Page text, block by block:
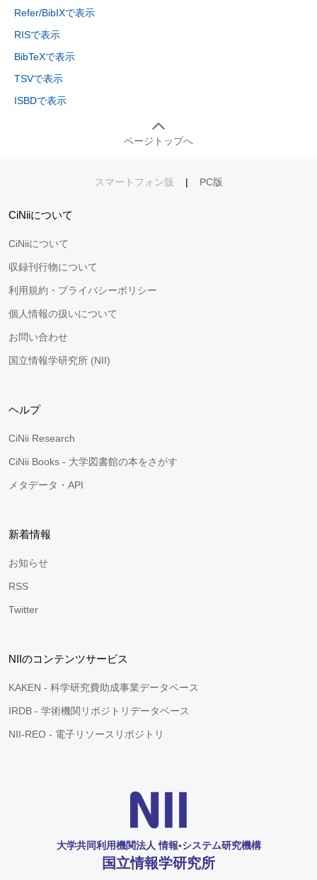
Refer/BibIXで表示
RISで表示
BibTeXで表示
TSVで表示
ISBDで表示
ページトップへ
スマートフォン版 | PC版
CiNiiについて
CiNiiについて
収録刊行物について
利用規約・プライバシーポリシー
個人情報の扱いについて
お問い合わせ
国立情報学研究所 (NII)
ヘルプ
CiNii Research
CiNii Books - 大学図書館の本をさがす
メタデータ・API
新着情報
お知らせ
RSS
Twitter
NIIのコンテンツサービス
KAKEN - 科学研究費助成事業データベース
IRDB - 学術機関リポジトリデータベース
NII-REO - 電子リソースリポジトリ
大学共同利用機関法人 情報•システム研究機構
国立情報学研究所